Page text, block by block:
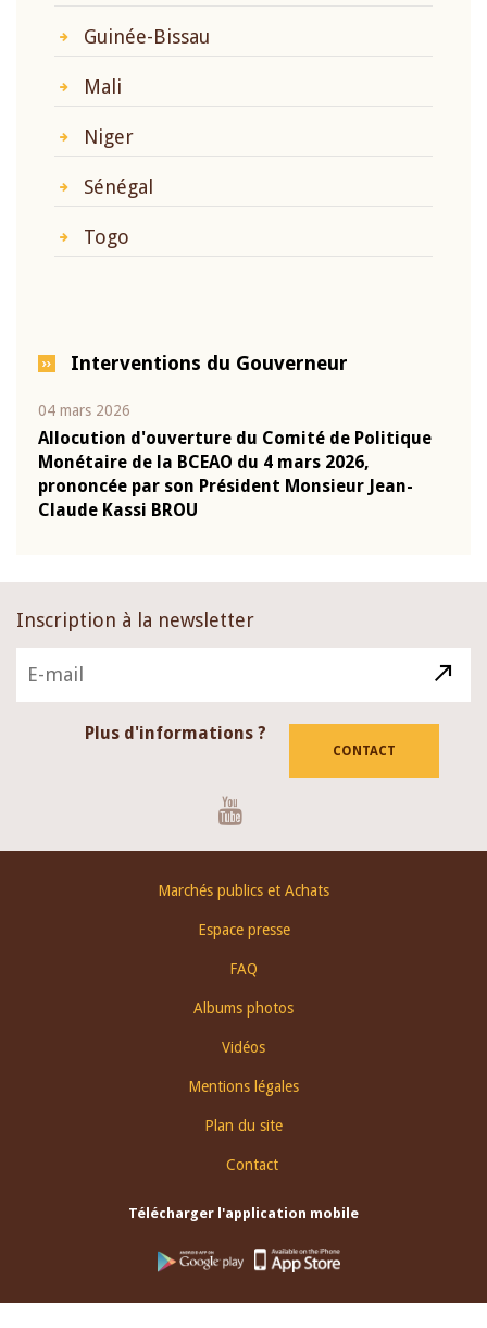
Guinée-Bissau
Mali
Niger
Sénégal
Togo
Interventions du Gouverneur
04 mars 2026
Allocution d'ouverture du Comité de Politique
Monétaire de la BCEAO du 4 mars 2026,
prononcée par son Président Monsieur Jean-
Claude Kassi BROU
Inscription à la newsletter
Plus d'informations ?
CONTACT
Marchés publics et Achats
Espace presse
FAQ
Albums photos
Vidéos
Mentions légales
Plan du site
Contact
Télécharger l'application mobile